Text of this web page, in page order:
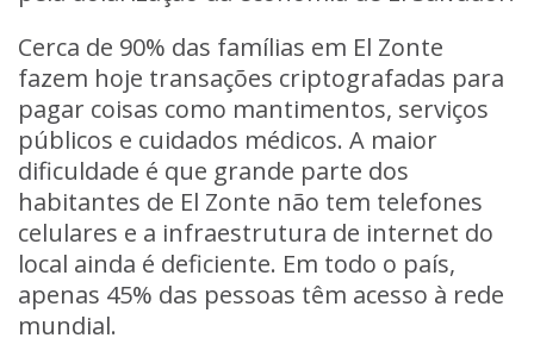
Cerca de 90% das famílias em El Zonte
fazem hoje transações criptografadas para
pagar coisas como mantimentos, serviços
públicos e cuidados médicos. A maior
dificuldade é que grande parte dos
habitantes de El Zonte não tem telefones
celulares e a infraestrutura de internet do
local ainda é deficiente. Em todo o país,
apenas 45% das pessoas têm acesso à rede
mundial.